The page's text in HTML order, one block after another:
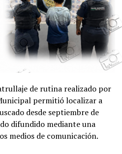
de rutina realizado por
permitió localizar a
desde septiembre de
difundido mediante una
medios de comunicación.